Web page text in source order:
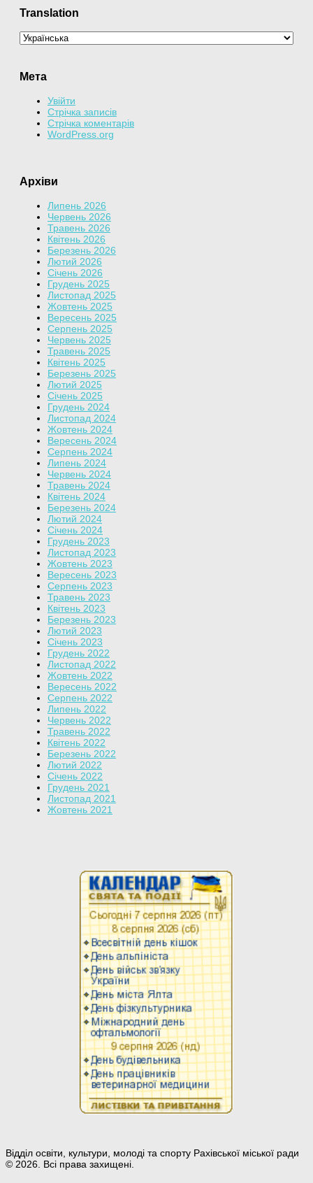
Translation
Мета
Увійти
Стрічка записів
Стрічка коментарів
WordPress.org
Архіви
Липень 2026
Червень 2026
Травень 2026
Квітень 2026
Березень 2026
Лютий 2026
Січень 2026
Грудень 2025
Листопад 2025
Жовтень 2025
Вересень 2025
Серпень 2025
Червень 2025
Травень 2025
Квітень 2025
Березень 2025
Лютий 2025
Січень 2025
Грудень 2024
Листопад 2024
Жовтень 2024
Вересень 2024
Серпень 2024
Липень 2024
Червень 2024
Травень 2024
Квітень 2024
Березень 2024
Лютий 2024
Січень 2024
Грудень 2023
Листопад 2023
Жовтень 2023
Вересень 2023
Серпень 2023
Травень 2023
Квітень 2023
Березень 2023
Лютий 2023
Січень 2023
Грудень 2022
Листопад 2022
Жовтень 2022
Вересень 2022
Серпень 2022
Липень 2022
Червень 2022
Травень 2022
Квітень 2022
Березень 2022
Лютий 2022
Січень 2022
Грудень 2021
Листопад 2021
Жовтень 2021
Відділ освіти, культури, молоді та спорту Рахівської міської ради
© 2026. Всі права захищені.